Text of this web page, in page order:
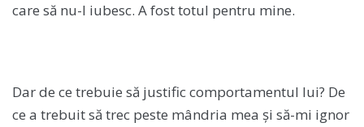
care să nu-l iubesc. A fost totul pentru mine.
Dar de ce trebuie să justific comportamentul lui? De
ce a trebuit să trec peste mândria mea și să-mi ignor